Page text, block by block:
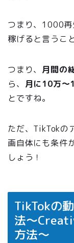
つまり、1000再
稼げると言うこ
つまり、 月間の
ら、 月に10万〜
とですね。
ただ、TikTokの
画自体にも条件
しょう！
TikTokの
法〜
方法〜